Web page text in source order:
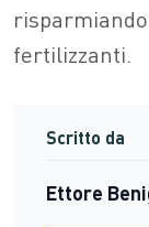
fertilizzanti.
Scritto da
Ettore